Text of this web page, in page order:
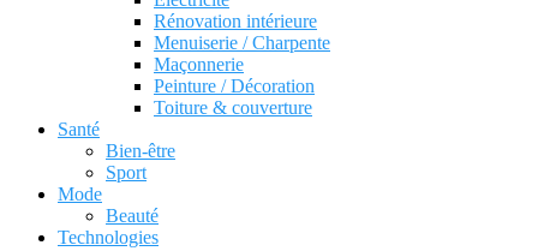
Rénovation intérieure
Menuiserie / Charpente
Maçonnerie
Peinture / Décoration
Toiture & couverture
Santé
Bien-être
Sport
Mode
Beauté
Technologies